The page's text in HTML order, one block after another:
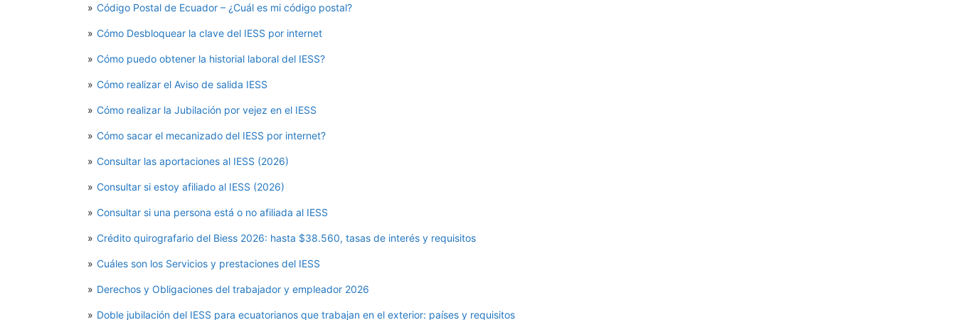
Código Postal de Ecuador – ¿Cuál es mi código postal?
Cómo Desbloquear la clave del IESS por internet
Cómo puedo obtener la historial laboral del IESS?
Cómo realizar el Aviso de salida IESS
Cómo realizar la Jubilación por vejez en el IESS
Cómo sacar el mecanizado del IESS por internet?
Consultar las aportaciones al IESS (2026)
Consultar si estoy afiliado al IESS (2026)
Consultar si una persona está o no afiliada al IESS
Crédito quirografario del Biess 2026: hasta $38.560, tasas de interés y requisitos
Cuáles son los Servicios y prestaciones del IESS
Derechos y Obligaciones del trabajador y empleador 2026
Doble jubilación del IESS para ecuatorianos que trabajan en el exterior: países y requisitos